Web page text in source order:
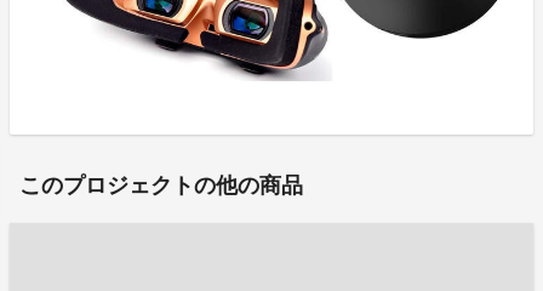
このプロジェクトの他の商品